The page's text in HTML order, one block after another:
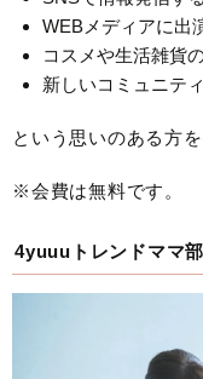
WEBメディアに出
コスメや生活雑貨
新しいコミュニテ
という思いのある方
※会費は無料です。
4yuuuトレンドママ